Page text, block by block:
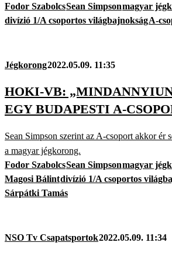
Fodor SzabolcsSean Simpsonmagyar
divízió 1/A csoportos világbajnokságA-
Jégkorong2022.05.09. 11:35
HOKI-VB:
EGY BUDAPESTI A-
Sean Simpson szerint az A-csoport akkor ér
a magyar jégkorong.
Fodor SzabolcsSean Simpsonmagyar
Magosi Bálintdivízió 1/A csoportos
Sárpátki Tamás
NSO Tv Csapatsportok2022.05.09. 11:34